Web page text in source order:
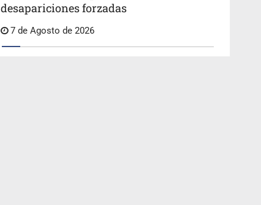
desapariciones forzadas
7 de Agosto de 2026